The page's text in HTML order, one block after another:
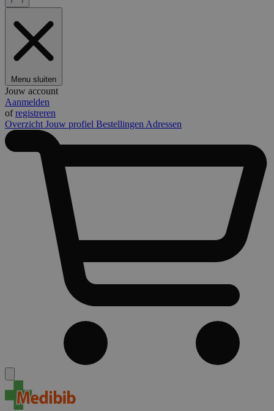
Menu sluiten
Jouw account
Aanmelden
ofregistreren
Overzicht Jouw profiel Bestellingen Adressen